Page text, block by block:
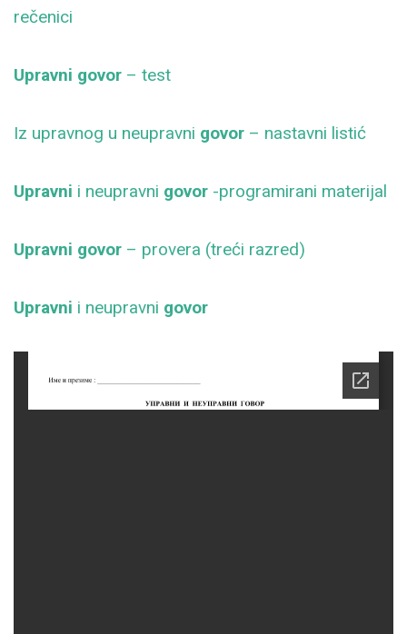
rečenici
Upravni govor – test
Iz upravnog u neupravni govor – nastavni listić
Upravni i neupravni govor -programirani materijal
Upravni govor – provera (treći razred)
Upravni i neupravni govor